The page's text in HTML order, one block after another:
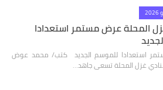
المحلة عرض مستمر استعدادا
استعدادا للموسم الجديد كتب/ محمد عوض
غزل المحلة تسعى جاهد…